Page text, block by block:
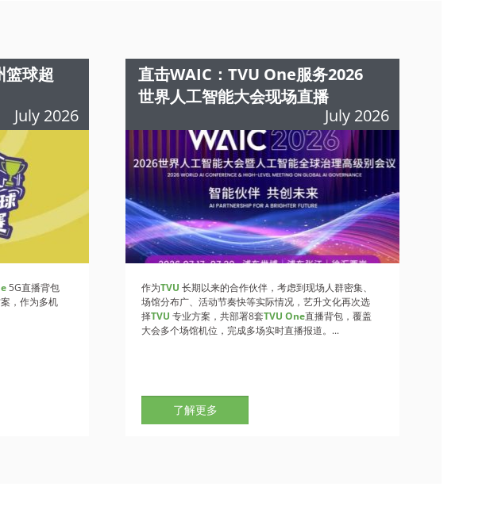
篮球超
July 2026
5G直播背包
，作为多机
直击WAIC：TVU One服务2026
世界人工智能大会现场直播
July 2026
作为TVU长期以来的合作伙伴，考虑到现场人群密集、
场馆分布广、活动节奏快等实际情况，艺升文化再次选
择TVU专业方案，共部署8套TVU One直播背包，覆盖
大会多个场馆机位，完成多场实时直播报道。...
了解更多